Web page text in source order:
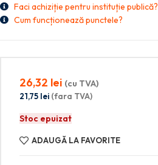
Faci achiziție pentru instituție publică?
Cum funcționează punctele?
26,32 lei (cu TVA)
21,75 lei (fara TVA)
Stoc epuizat
ADAUGĂ LA FAVORITE